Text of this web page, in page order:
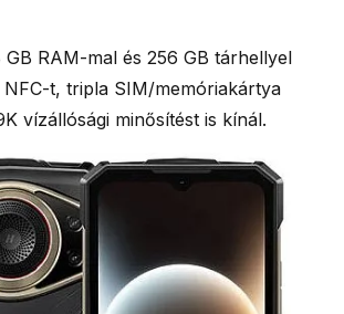
RAM-mal és 256 GB tárhellyel
t, tripla SIM/memóriakártya
vízállósági minősítést is kínál.